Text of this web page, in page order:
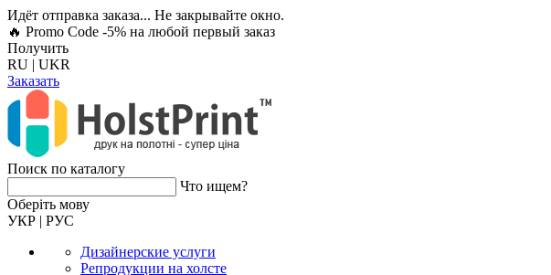
Идёт отправка заказа... Не закрывайте окно.
🔥 Promo Code -5% на любой первый заказ
Получить
RU | UKR
Заказать
Поиск по каталогу
Что ищем?
Оберiть мову
УКР | РУС
Дизайнерские услуги
Репродукции на холсте